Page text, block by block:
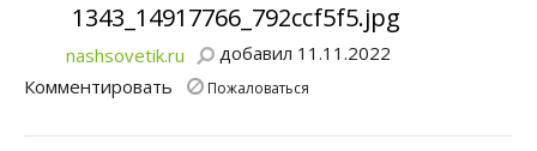
1343_14917766_792ccf5f5.jpg
nashsovetik.ru
добавил 11.11.2022
Комментировать
Пожаловаться